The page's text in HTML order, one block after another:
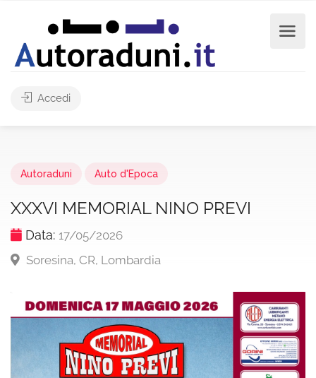
Accedi
Autoraduni Auto d'Epoca
XXXVI MEMORIAL NINO PREVI
Data: 17/05/2026
Soresina, CR, Lombardia